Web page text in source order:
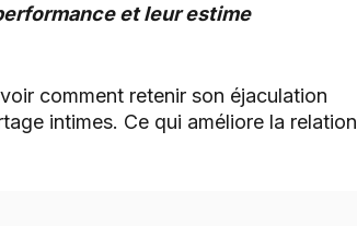
et leur estime
comment retenir son éjaculation
intimes. Ce qui améliore la relation